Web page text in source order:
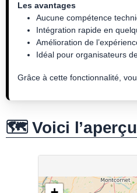
Les avantages
Aucune compétence
Intégration rapide en
Amélioration de
Idéal pour organisateurs
Grâce à cette fonctionnalité,
🗺️ Voici l’aperçu